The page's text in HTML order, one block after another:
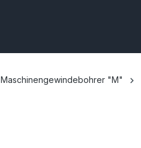
Maschinengewindebohrer "M"